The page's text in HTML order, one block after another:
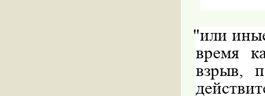
"или
время
взрыв,